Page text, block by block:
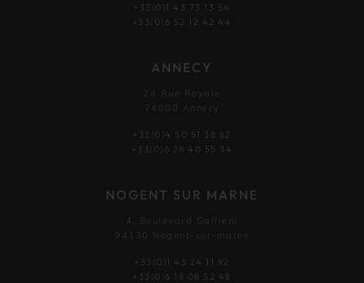
+33(0)1 43 73 13 54
+33(0)6 52 12 42 44
ANNECY
24 Rue Royale
74000 Annecy
+33(0)4 50 51 38 62
+33(0)6 28 40 55 34
NOGENT SUR MARNE
4, Boulevard Gallieni
94130 Nogent-sur-marne
+33(0)1 43 24 11 92
+33(0)6 18 08 52 48